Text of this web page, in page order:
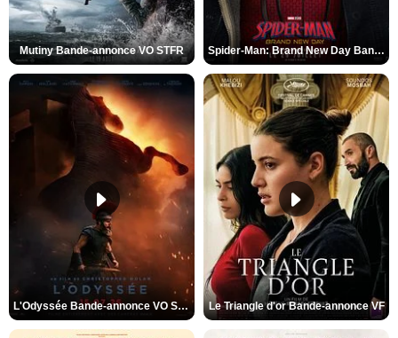
Mutiny Bande-annonce VO STFR Spider-Man: Brand New Day Bande-annonce VO STFR
L'Odyssée Bande-annonce VO STFR Le Triangle d'or Bande-annonce VF